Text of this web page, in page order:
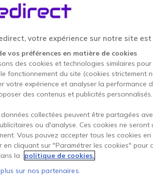
C
pour
avec
A et
Poly Voyager 4320 USB-A
Micro-casque sans-fil certifié
Microsoft Teams dédié aux
professionnels flexibles !
Micro-casque duo sans-fil
Bluetooth + USB-A (dongle) :
votre expérience sur notre site
vos préférences en matière de cookies
des cookies et technologies similaires pour
fonctionnement du site (cookies strictement
votre expérience et analyser la performance
des contenus et publicités personnalisés.
collectées peuvent être partagées
ou d'analyse. Ces cookies ne seront
Vous pouvez accepter tous les cookies
en cliquant sur "Paramétrer les cookies"
la
politique de cookies.
sur nos partenaires.